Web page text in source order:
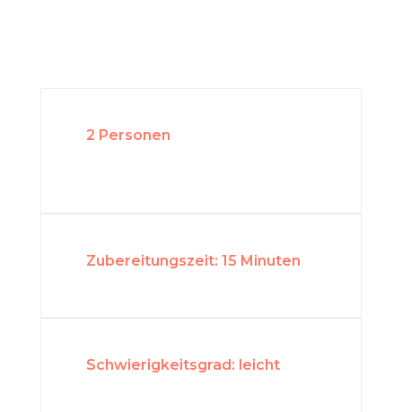
2 Personen
Zubereitungszeit: 15 Minuten
Schwierigkeitsgrad: leicht